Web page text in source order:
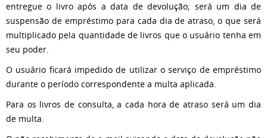
entregue o livro após a data de devolução; será um dia de
suspensão de empréstimo para cada dia de atraso, o que será
multiplicado pela quantidade de livros que o usuário tenha em
seu poder.
O usuário ficará impedido de utilizar o serviço de empréstimo
durante o período correspondente a multa aplicada.
Para os livros de consulta, a cada hora de atraso será um dia
de multa.